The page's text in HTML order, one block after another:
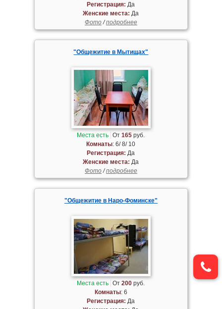
Регистрация: Да
Женские места: Да
Фото/подробнее
"Общежитие в Мытищах"
Места есть От165 руб.
Комнаты: 6/ 8/ 10
Регистрация: Да
Женские места: Да
Фото/подробнее
"Общежитие в Наро-Фоминске"
Места есть От200 руб.
Комнаты: 6
Регистрация: Да